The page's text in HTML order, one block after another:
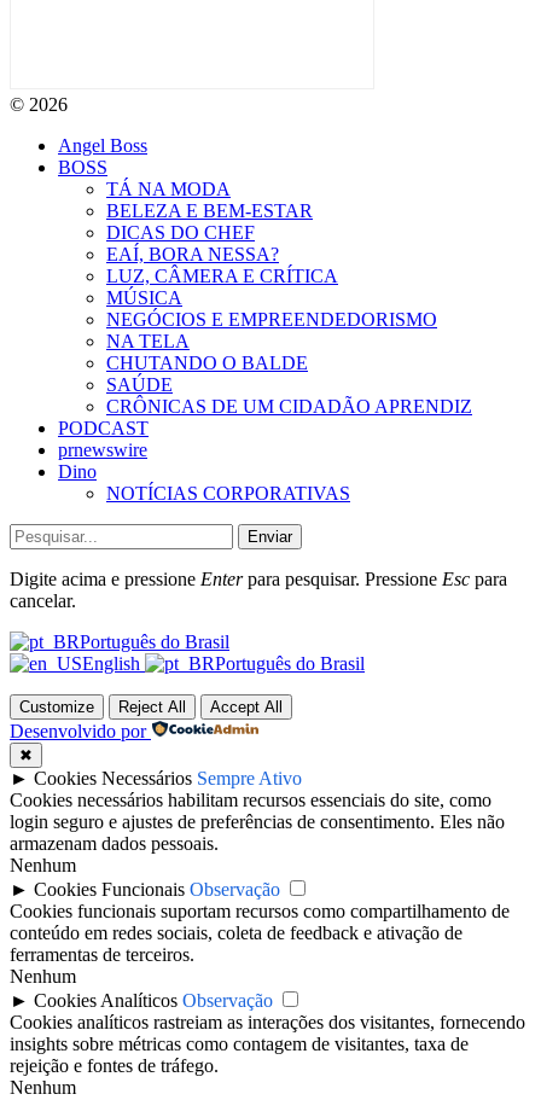
© 2026
Angel Boss
BOSS
TÁ NA MODA
BELEZA E BEM-ESTAR
DICAS DO CHEF
EAÍ, BORA NESSA?
LUZ, CÂMERA E CRÍTICA
MÚSICA
NEGÓCIOS E EMPREENDEDORISMO
NA TELA
CHUTANDO O BALDE
SAÚDE
CRÔNICAS DE UM CIDADÃO APRENDIZ
PODCAST
prnewswire
Dino
NOTÍCIAS CORPORATIVAS
Enviar
Digite acima e pressione Enterpara pesquisar. Pressione Esc para
cancelar.
Português do Brasil
English
Português do Brasil
Customize Reject All Accept All
Desenvolvido por
✖
► Cookies Necessários Sempre Ativo
Cookies necessários habilitam recursos essenciais do site, como
login seguro e ajustes de preferências de consentimento. Eles não
armazenam dados pessoais.
Nenhum
► Cookies Funcionais Observação
Cookies funcionais suportam recursos como compartilhamento de
conteúdo em redes sociais, coleta de feedback e ativação de
ferramentas de terceiros.
Nenhum
► Cookies Analíticos Observação
Cookies analíticos rastreiam as interações dos visitantes, fornecendo
insights sobre métricas como contagem de visitantes, taxa de
rejeição e fontes de tráfego.
Nenhum